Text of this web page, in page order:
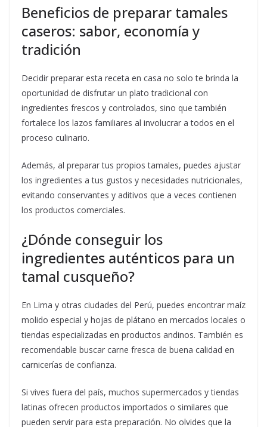
Beneficios de preparar tamales
caseros: sabor, economía y
tradición
Decidir preparar esta receta en casa no solo te brinda la
oportunidad de disfrutar un plato tradicional con
ingredientes frescos y controlados, sino que también
fortalece los lazos familiares al involucrar a todos en el
proceso culinario.
Además, al preparar tus propios tamales, puedes ajustar
los ingredientes a tus gustos y necesidades nutricionales,
evitando conservantes y aditivos que a veces contienen
los productos comerciales.
¿Dónde conseguir los
ingredientes auténticos para un
tamal cusqueño?
En Lima y otras ciudades del Perú, puedes encontrar maíz
molido especial y hojas de plátano en mercados locales o
tiendas especializadas en productos andinos. También es
recomendable buscar carne fresca de buena calidad en
carnicerías de confianza.
Si vives fuera del país, muchos supermercados y tiendas
latinas ofrecen productos importados o similares que
pueden servir para esta preparación. No olvides que la